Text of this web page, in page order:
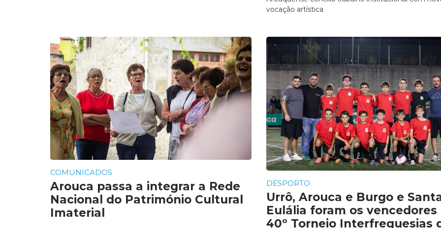
vocação artística
COMUNICADOS
Arouca passa a integrar a Rede
Nacional do Património Cultural
Imaterial
DESPORTO
Urrô, Arouca e Burgo e
Eulália foram os vencedores
40º Torneio Interfreguesias